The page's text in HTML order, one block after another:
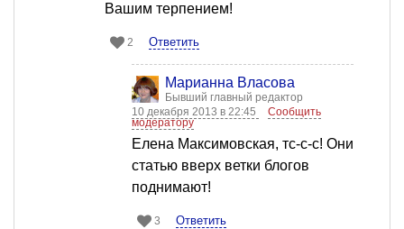
Вашим терпением!
2 Ответить
Марианна Власова
Бывший главный редактор
10 декабря 2013 в 22:45
Сообщить
модератору
Елена Максимовская, тс-с-с! Они
статью вверх ветки блогов
поднимают!
3 Ответить